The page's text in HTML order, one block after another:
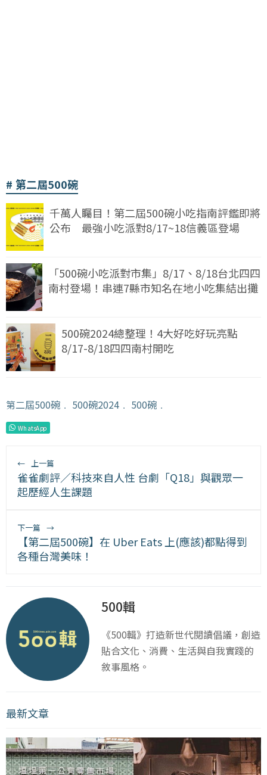
第二屆500碗
千萬人矚目！第二屆500碗小吃指南評鑑即將
公布 最強小吃派對8/17~18信義區登場
「500碗小吃派對市集」8/17、8/18台北四四
南村登場！串連7縣市知名在地小吃集結出攤
500碗2024總整理！4大好吃好玩亮點
8/17-8/18四四南村開吃
第二屆500碗 ﹒ 500碗2024 ﹒ 500碗 ﹒
WhatsApp
← 上一篇
雀雀劇評／科技來自人性 台劇「Q18」與觀眾一
起歷經人生課題
下一篇 →
【第二屆500碗】在 Uber Eats 上(應該)都點得到
各種台灣美味！
500輯
《500輯》打造新世代閱讀倡議，創造
貼合文化、消費、生活與自我實踐的
敘事風格。
最新文章